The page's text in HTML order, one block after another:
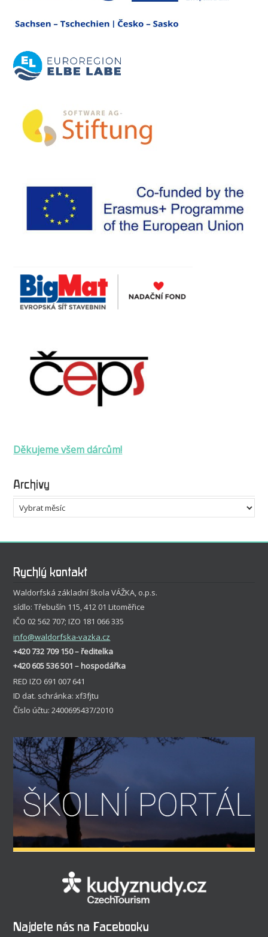
Děkujeme všem dárcům!
Archivy
Archivy
Rychlý kontakt
Waldorfská základní škola VÁŽKA, o.p.s.
sídlo: Třebušín 115, 412 01 Litoměřice
IČO 02 562 707; IZO 181 066 335
info@waldorfska-vazka.cz
+420 732 709 150 – ředitelka
+420 605 536 501 – hospodářka
RED IZO 691 007 641
ID dat. schránka: xf3fjtu
Číslo účtu: 2400695437/2010
Najdete nás na Facebooku